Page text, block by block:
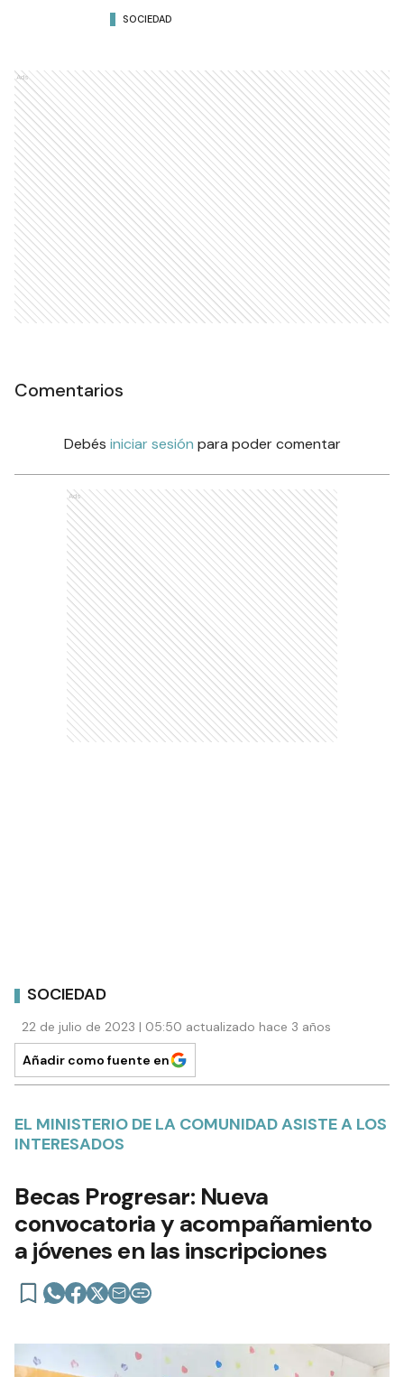
SOCIEDAD
Ads
Comentarios
Debés iniciar sesión para poder comentar
Ads
SOCIEDAD
22 de julio de 2023 | 05:50 actualizado hace 3 años
Añadir como fuente en
EL MINISTERIO DE LA COMUNIDAD ASISTE A LOS
INTERESADOS
Becas Progresar: Nueva
convocatoria y acompañamiento
a jóvenes en las inscripciones